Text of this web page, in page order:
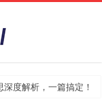
度解析，一篇搞定！
关乎本地就业与声誉的